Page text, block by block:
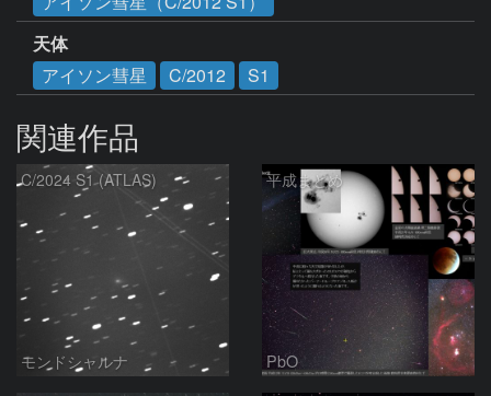
天体
アイソン彗星
C/2012 S1
関連作品
C/2024 S1 (ATLAS)
モンドシャルナ
平成まとめ
PbO